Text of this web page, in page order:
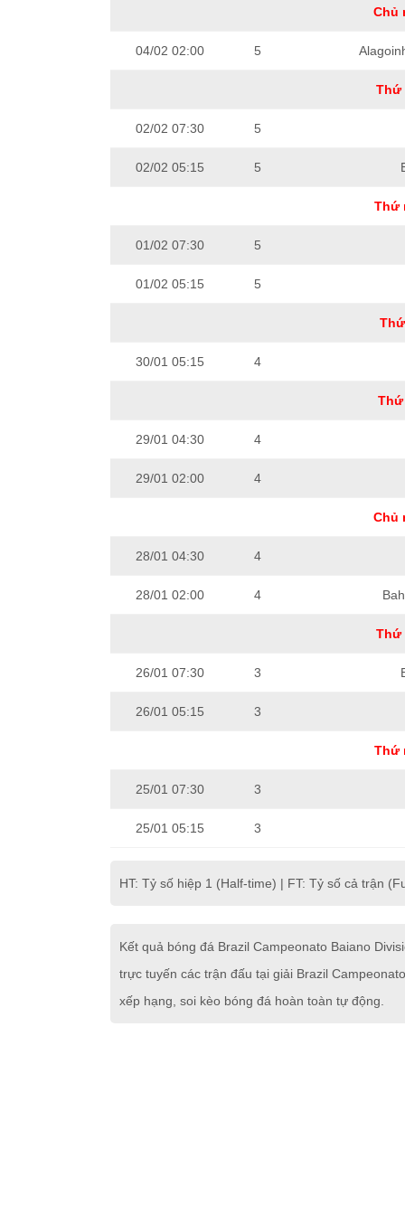
Chủ
04/02 02:00 5
Thứ
02/02 07:30 5
02/02 05:15 5
Thứ
01/02 07:30 5
01/02 05:15 5
30/01 05:15 4
Thứ
29/01 04:30 4
29/01 02:00 4
Chủ
28/01 04:30 4
28/01 02:00 4
Thứ
26/01 07:30 3
26/01 05:15 3
Thứ
25/01 07:30 3
25/01 05:15 3
HT: Tỷ số hiệp 1 (Half-time) | FT: Tỷ số cả trận
Kết quả bóng đá Brazil Campeonato Baiano
trực tuyến các trận đấu tại giải Brazil
xếp hạng, soi kèo bóng đá hoàn toàn tự động.